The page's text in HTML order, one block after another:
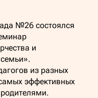
№26 состоялся
и
из разных
эффективных